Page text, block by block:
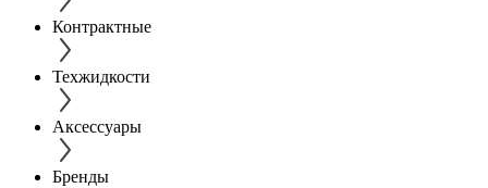
Контрактные
Техжидкости
Аксессуары
Бренды